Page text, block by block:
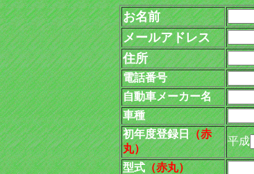
お名前
メールアドレス
住所
電話番号
自動車メーカー名
車種
初年度登録日（赤
丸）
平成
型式（赤丸）